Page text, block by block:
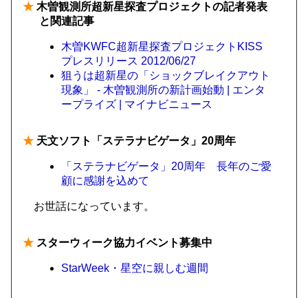
★ 木曽観測所超新星探査プロジェクトの記者発表
と関連記事
木曽KWFC超新星探査プロジェクトKISS
プレスリリース 2012/06/27
狙うは超新星の「ショックブレイクアウト
現象」 - 木曽観測所の新計画始動 | エンタ
ープライズ | マイナビニュース
★ 天文ソフト「ステラナビゲータ」20周年
「ステラナビゲータ」20周年 長年のご愛
顧に感謝を込めて
お世話になっています。
★ スターウィーク協力イベント募集中
StarWeek・星空に親しむ週間